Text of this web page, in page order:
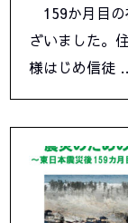
159か月目の
ざいました。
様はじめ信徒